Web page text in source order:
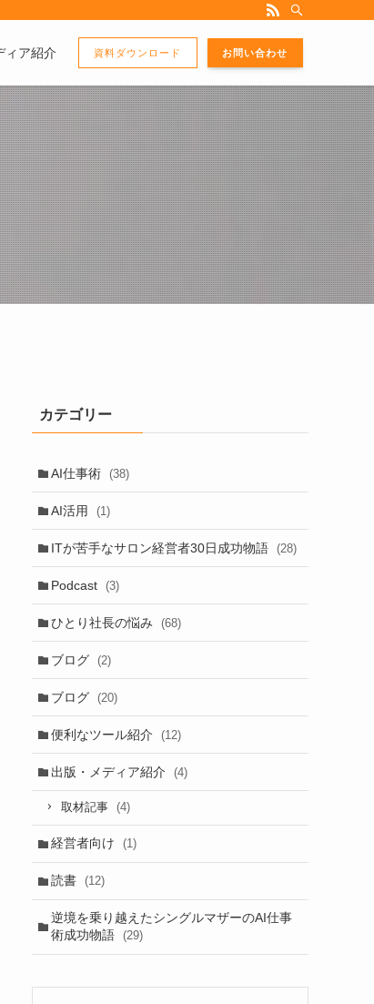
ィア紹介 資料ダウンロード お問い合わせ
カテゴリー
AI仕事術 (38)
AI活用 (1)
ITが苦手なサロン経営者30日成功物語 (28)
Podcast (3)
ひとり社長の悩み (68)
ブログ (2)
ブログ (20)
便利なツール紹介 (12)
出版・メディア紹介 (4)
取材記事 (4)
経営者向け (1)
読書 (12)
逆境を乗り越えたシングルマザーのAI仕事
術成功物語 (29)